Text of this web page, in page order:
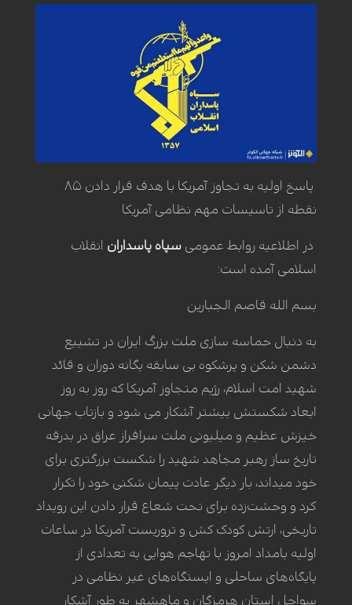
پاسخ اولیه به تجاوز آمریکا با هدف قرار دادن ۸۵
نقطه از تاسیسات مهم نظامی آمریکا
در اطلاعیه روابط عمومی سپاه پاسداران انقلاب
اسلامی آمده است:
بسم الله قاصم الجبارین
به دنبال حماسه سازی ملت بزرگ ایران در تشییع
دشمن شکن و پرشکوه بی سابقه یگانه دوران و قائد
شهید امت اسلام، رژیم متجاوز آمریکا که روز به روز
ابعاد شکستش بیشتر آشکار می شود و بازتاب جهانی
خیزش عظیم و میلیونی ملت سرافراز عراق در بدرقه
تاریخ ساز رهبر مجاهد شهید را شکست بزرگتری برای
خود میداند، بار دیگر عادت پیمان شکنی خود را تکرار
کرد و وحشت‌زده برای تحت شعاع قرار دادن این رویداد
تاریخی، ارتش کودک کش و تروریست آمریکا در ساعات
اولیه بامداد امروز با تهاجم هوایی به تعدادی از
پایگاه‌های ساحلی و ایستگاه‌های غیر نظامی در
سواحل استان هرمزگان و ماهشهر به طور آشکار